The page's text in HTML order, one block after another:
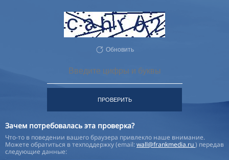
Обновить
ПРОВЕРИТЬ
Зачем потребовалась эта проверка?
Что-то в поведении вашего браузера привлекло наше внимание.
Можете обратиться в техподдержку (email:wall@frankmedia.ru) передав
следующие данные: